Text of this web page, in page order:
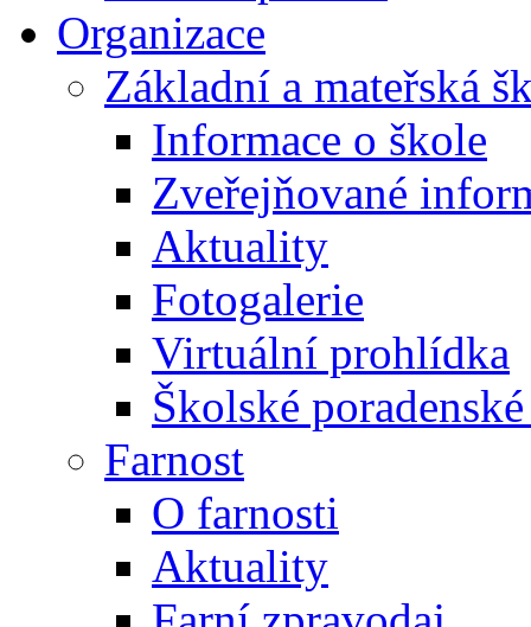
Organizace
Základní a mateřská
Informace o škole
Zveřejňované
Aktuality
Fotogalerie
Virtuální prohlídka
Školské
Farnost
O farnosti
Aktuality